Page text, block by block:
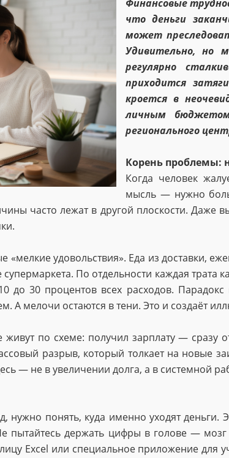
Финансовые
что деньги
может
Удивительно, но
регулярно
приходится
кроется в
личным
регионального
Корень проблемы:
Когда человек
мысль — нужно
часто лежат в другой плоскости. Даже
удовольствия». Еда из доставки,
По отдельности каждая трата
до 30 процентов всех расходов.
А мелочи остаются в тени. Это и создаёт
по схеме: получил зарплату — сразу
разрыв, который толкает на новые
— не в увеличении долга, а в системной
нужно понять, куда именно уходят
пытайтесь держать цифры в голове —
Excel или специальное приложение